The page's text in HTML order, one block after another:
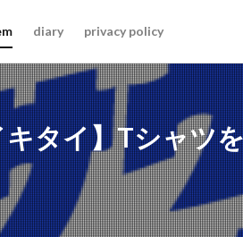
diary privacy policy
タイ】Tシャツ